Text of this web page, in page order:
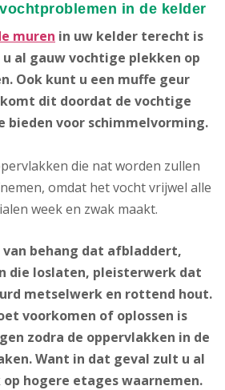
in de kelder
muren in uw kelder terecht is
al gauw vochtige plekken op
Ook kunt u een muffe geur
dit doordat de vochtige
bieden voor schimmelvorming.
die nat worden zullen
omdat het vocht vrijwel alle
week en zwak maakt.
behang dat afbladdert,
die loslaten, pleisterwerk dat
metselwerk en rottend hout.
voorkomen of oplossen is
zodra de oppervlakken in de
Want in dat geval zult u al
hogere etages waarnemen.